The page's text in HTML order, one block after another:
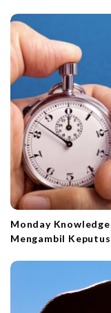
Monday
Mengambil